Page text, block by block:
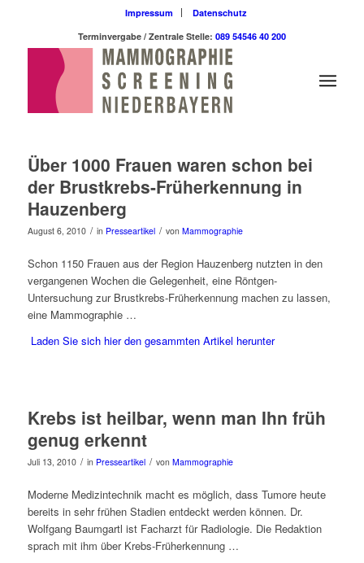
Impressum
Datenschutz
Terminvergabe / Zentrale Stelle: 089 54546 40 200
Über 1000 Frauen waren schon bei
der Brustkrebs-Früherkennung in
Hauzenberg
August 6, 2010 / in Presseartikel / von Mammographie
Schon 1150 Frauen aus der Region Hauzenberg nutzten in den
vergangenen Wochen die Gelegenheit, eine Röntgen-
Untersuchung zur Brustkrebs-Früherkennung machen zu lassen,
eine Mammographie …
Laden Sie sich hier den gesammten Artikel herunter
Krebs ist heilbar, wenn man Ihn früh
genug erkennt
Juli 13, 2010 / in Presseartikel / von Mammographie
Moderne Medizintechnik macht es möglich, dass Tumore heute
bereits in sehr frühen Stadien entdeckt werden können. Dr.
Wolfgang Baumgartl ist Facharzt für Radiologie. Die Redaktion
sprach mit ihm über Krebs-Früherkennung …